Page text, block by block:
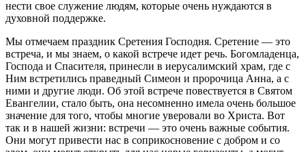
нести свое служение людям, которые очень нуждаются в
духовной поддержке.
Мы отмечаем праздник Сретения Господня. Сретение — это
встреча, и мы знаем, о какой встрече идет речь. Богомладенца,
Господа и Спасителя, принесли в иерусалимский храм, где с
Ним встретились праведный Симеон и пророчица Анна, а с
ними и другие люди. Об этой встрече повествуется в Святом
Евангелии, стало быть, она несомненно имела очень большое
значение для того, чтобы многие уверовали во Христа. Вот
так и в нашей жизни: встречи — это очень важные события.
Они могут привести нас в соприкосновение с добром и со